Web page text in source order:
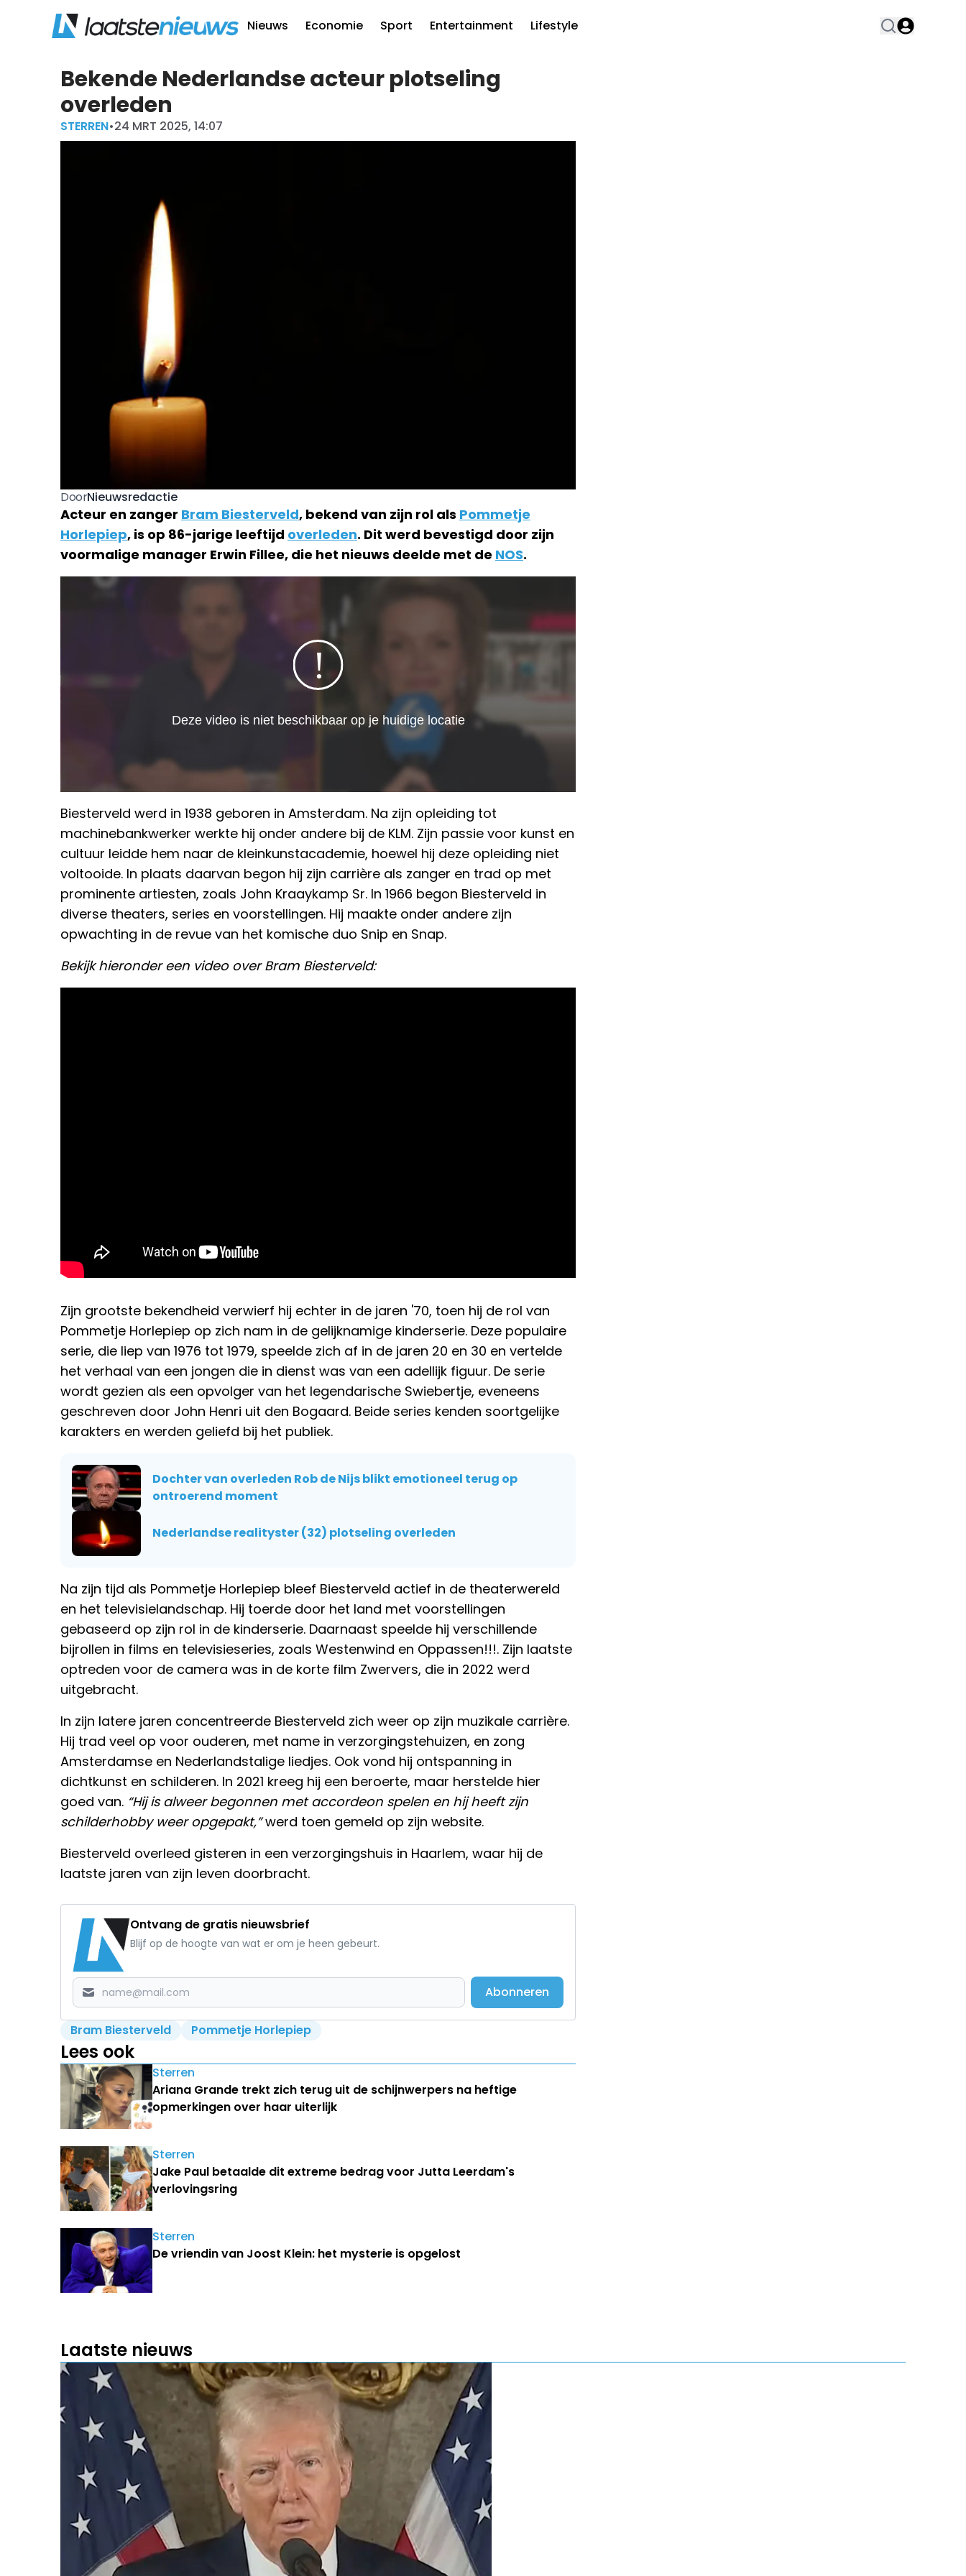
Nieuws Economie Sport Entertainment Lifestyle
Bekende Nederlandse acteur plotseling
overleden
STERREN•24 MRT 2025, 14:07
DoorNieuwsredactie
Acteur en zanger Bram Biesterveld, bekend van zijn rol als Pommetje
Horlepiep, is op 86-jarige leeftijd overleden. Dit werd bevestigd door zijn
voormalige manager Erwin Fillee, die het nieuws deelde met de NOS.
Biesterveld werd in 1938 geboren in Amsterdam. Na zijn opleiding tot
machinebankwerker werkte hij onder andere bij de KLM. Zijn passie voor kunst en
cultuur leidde hem naar de kleinkunstacademie, hoewel hij deze opleiding niet
voltooide. In plaats daarvan begon hij zijn carrière als zanger en trad op met
prominente artiesten, zoals John Kraaykamp Sr. In 1966 begon Biesterveld in
diverse theaters, series en voorstellingen. Hij maakte onder andere zijn
opwachting in de revue van het komische duo Snip en Snap.
Bekijk hieronder een video over Bram Biesterveld:
Zijn grootste bekendheid verwierf hij echter in de jaren '70, toen hij de rol van
Pommetje Horlepiep op zich nam in de gelijknamige kinderserie. Deze populaire
serie, die liep van 1976 tot 1979, speelde zich af in de jaren 20 en 30 en vertelde
het verhaal van een jongen die in dienst was van een adellijk figuur. De serie
wordt gezien als een opvolger van het legendarische Swiebertje, eveneens
geschreven door John Henri uit den Bogaard. Beide series kenden soortgelijke
karakters en werden geliefd bij het publiek.
Dochter van overleden Rob de Nijs blikt emotioneel terug op
ontroerend moment
Nederlandse realityster (32) plotseling overleden
Na zijn tijd als Pommetje Horlepiep bleef Biesterveld actief in de theaterwereld
en het televisielandschap. Hij toerde door het land met voorstellingen
gebaseerd op zijn rol in de kinderserie. Daarnaast speelde hij verschillende
bijrollen in films en televisieseries, zoals Westenwind en Oppassen!!!. Zijn laatste
optreden voor de camera was in de korte film Zwervers, die in 2022 werd
uitgebracht.
In zijn latere jaren concentreerde Biesterveld zich weer op zijn muzikale carrière.
Hij trad veel op voor ouderen, met name in verzorgingstehuizen, en zong
Amsterdamse en Nederlandstalige liedjes. Ook vond hij ontspanning in
dichtkunst en schilderen. In 2021 kreeg hij een beroerte, maar herstelde hier
goed van. “Hij is alweer begonnen met accordeon spelen en hij heeft zijn
schilderhobby weer opgepakt,”werd toen gemeld op zijn website.
Biesterveld overleed gisteren in een verzorgingshuis in Haarlem, waar hij de
laatste jaren van zijn leven doorbracht.
Ontvang de gratis nieuwsbrief
Blijf op de hoogte van wat er om je heen gebeurt.
Abonneren
Bram Biesterveld Pommetje Horlepiep
Lees ook
Sterren
Ariana Grande trekt zich terug uit de schijnwerpers na heftige
opmerkingen over haar uiterlijk
Sterren
Jake Paul betaalde dit extreme bedrag voor Jutta Leerdam's
verlovingsring
Sterren
De vriendin van Joost Klein: het mysterie is opgelost
Laatste nieuws